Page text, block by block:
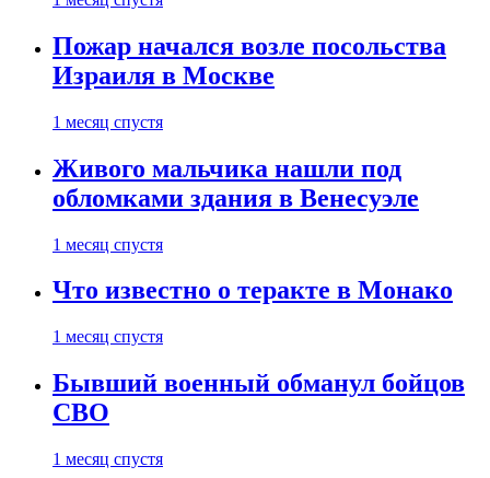
Пожар начался возле посольства
Израиля в Москве
1 месяц спустя
Живого мальчика нашли под
обломками здания в Венесуэле
1 месяц спустя
Что известно о теракте в Монако
1 месяц спустя
Бывший военный обманул бойцов
СВО
1 месяц спустя